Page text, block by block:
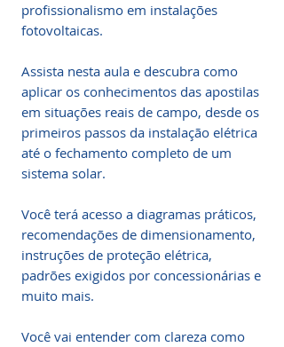
profissionalismo em instalações
fotovoltaicas.
Assista nesta aula e descubra como
aplicar os conhecimentos das apostilas
em situações reais de campo, desde os
primeiros passos da instalação elétrica
até o fechamento completo de um
sistema solar.
Você terá acesso a diagramas práticos,
recomendações de dimensionamento,
instruções de proteção elétrica,
padrões exigidos por concessionárias e
muito mais.
Você vai entender com clareza como